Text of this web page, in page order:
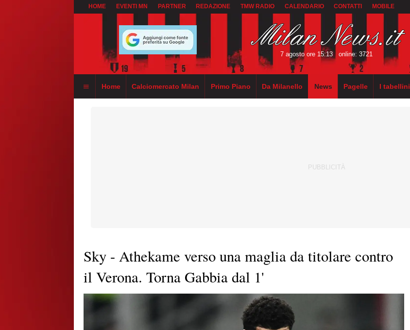
HOME EVENTI MN PARTNER REDAZIONE TMW RADIO CALENDARIO CONTATTI MOBILE
7 agosto ore 15:13 online: 3721
Home Calciomercato Milan Primo Piano Da Milanello News Pagelle I tabellini
Sky - Athekame verso una maglia da titolare contro
il Verona. Torna Gabbia dal 1'